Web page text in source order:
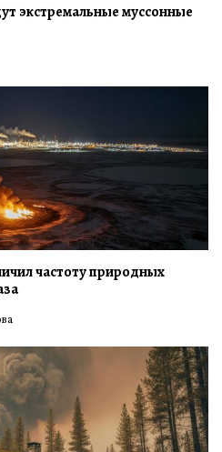
экстремальные муссонные
частоту природных